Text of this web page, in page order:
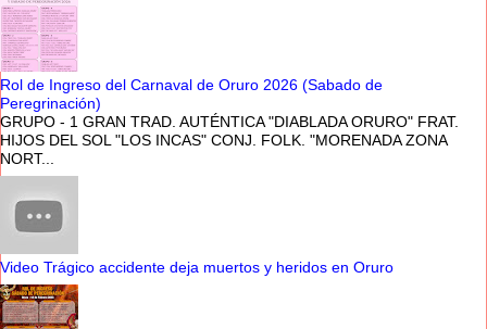
Rol de Ingreso del Carnaval de Oruro 2026 (Sabado de
Peregrinación)
GRUPO - 1 GRAN TRAD. AUTÉNTICA "DIABLADA ORURO" FRAT.
HIJOS DEL SOL "LOS INCAS" CONJ. FOLK. "MORENADA ZONA
NORT...
Video Trágico accidente deja muertos y heridos en Oruro